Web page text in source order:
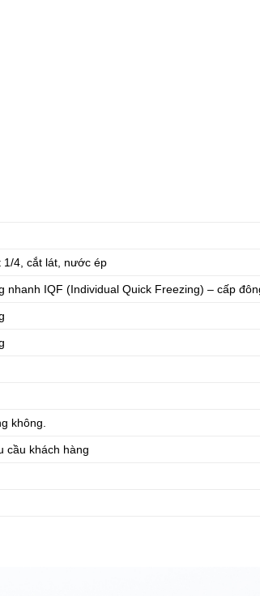
1/4, cắt lát, nước ép
nhanh IQF (Individual Quick Freezing) – cấp
không.
cầu khách hàng